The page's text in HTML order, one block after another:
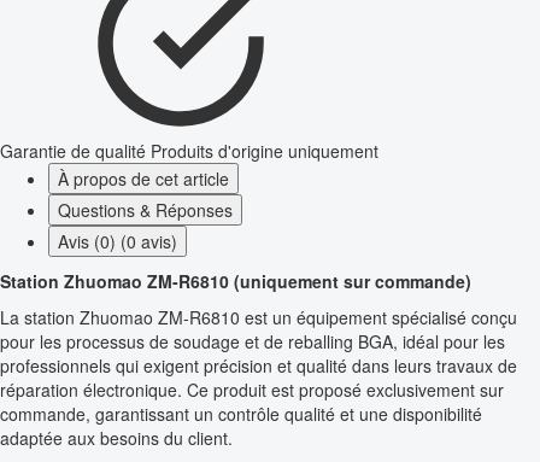
Garantie de qualité Produits d'origine uniquement
À propos de cet article
Questions & Réponses
Avis (0) (0 avis)
Station Zhuomao ZM-R6810 (uniquement sur commande)
La station Zhuomao ZM-R6810 est un équipement spécialisé conçu
pour les processus de soudage et de reballing BGA, idéal pour les
professionnels qui exigent précision et qualité dans leurs travaux de
réparation électronique. Ce produit est proposé exclusivement sur
commande, garantissant un contrôle qualité et une disponibilité
adaptée aux besoins du client.